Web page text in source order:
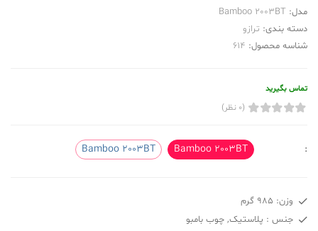
مدل: Bamboo 2003BT
دسته بندی: ترازو
شناسه محصول: 614
تماس بگیرید
(0 نظر)
:
Bamboo 2003BT
Bamboo 2003BT
وزن: 985 گرم
جنس : پلاستیک, چوب بامبو